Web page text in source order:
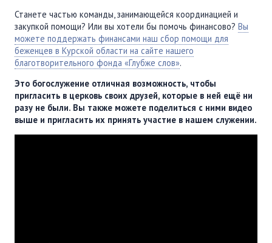
Станете частью команды, занимающейся координацией и
закупкой помощи? Или вы хотели бы помочь финансово? Вы
можете поддержать финансами наш сбор помощи для
беженцев в Курской области на сайте нашего
благотворительного фонда «Глубже слов».
Это богослужение отличная возможность, чтобы
пригласить в церковь своих друзей, которые в ней ещё ни
разу не были. Вы также можете поделиться с ними видео
выше и пригласить их принять участие в нашем служении.